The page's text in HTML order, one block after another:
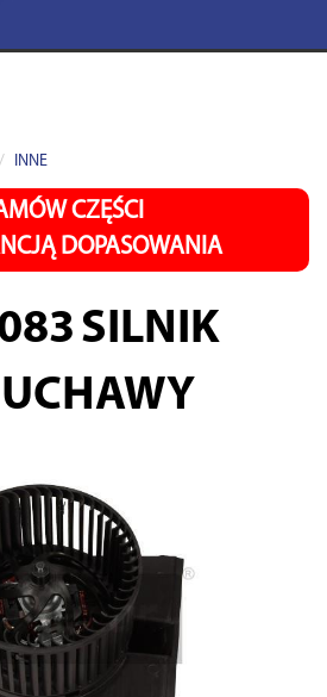
INNE
CZĘŚCI
DOPASOWANIA
SILNIK